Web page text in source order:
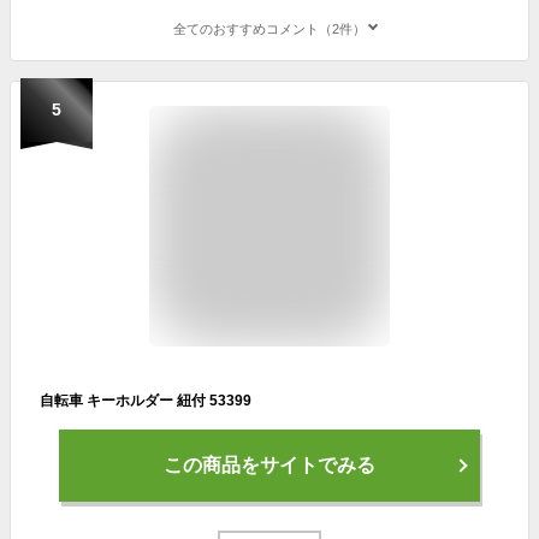
全てのおすすめコメント（2件）
5
自転車 キーホルダー 紐付 53399
この商品をサイトでみる